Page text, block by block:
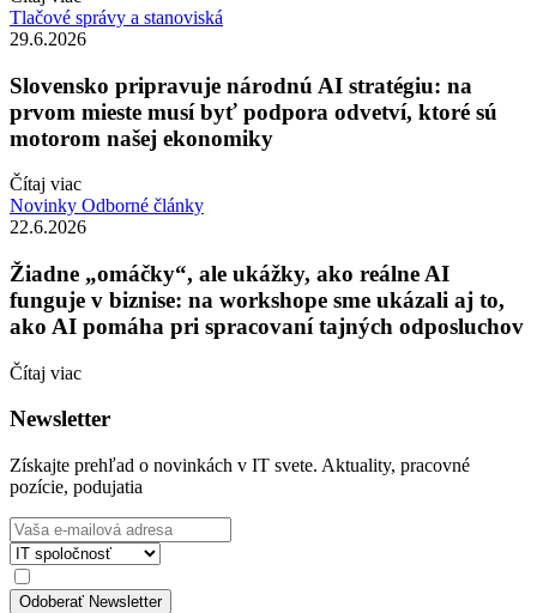
Tlačové správy a stanoviská
29.6.2026
Slovensko pripravuje národnú AI stratégiu: na
prvom mieste musí byť podpora odvetví, ktoré sú
motorom našej ekonomiky
Čítaj viac
Novinky Odborné články
22.6.2026
Žiadne „omáčky“, ale ukážky, ako reálne AI
funguje v biznise: na workshope sme ukázali aj to,
ako AI pomáha pri spracovaní tajných odposluchov
Čítaj viac
Newsletter
Získajte prehľad o novinkách v IT svete. Aktuality, pracovné
pozície, podujatia